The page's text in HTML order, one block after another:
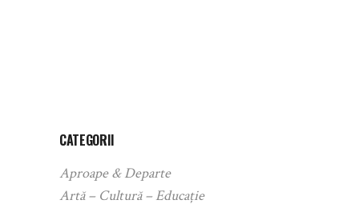
CATEGORII
Aproape & Departe
Artă – Cultură – Educație